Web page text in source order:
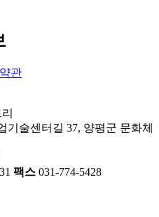
관
기술센터길 37, 양평군 문화체
팩스 031-774-5428